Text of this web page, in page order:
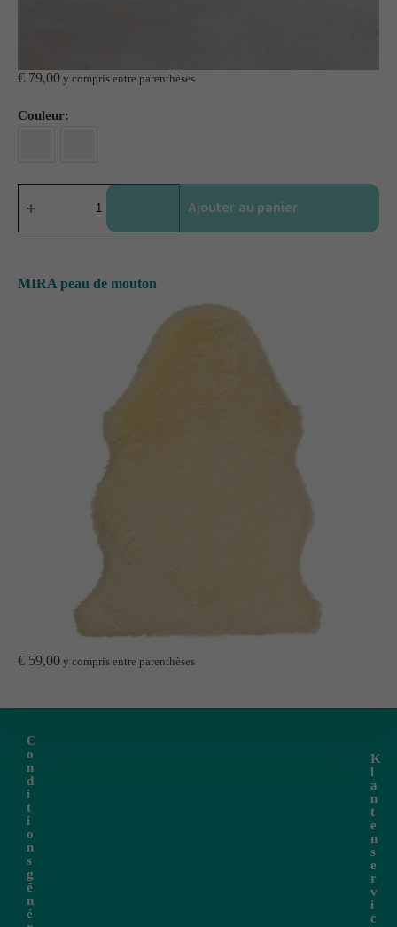
€ 79,00 y compris entre parenthèses
Couleur
Ajouter au panier
MIRA peau de mouton
€ 59,00 y compris entre parenthèses
C
o
n
d
i
t
i
o
n
s
g
é
n
é
K
l
a
n
t
e
n
s
e
r
v
i
c